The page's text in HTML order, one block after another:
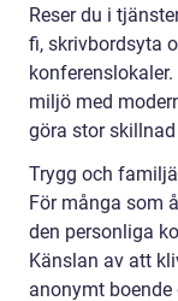
Reser du i
fi, skrivbordsyta
miljö med
göra stor
Trygg och
För många som
den personliga
Känslan av att
anonymt boende